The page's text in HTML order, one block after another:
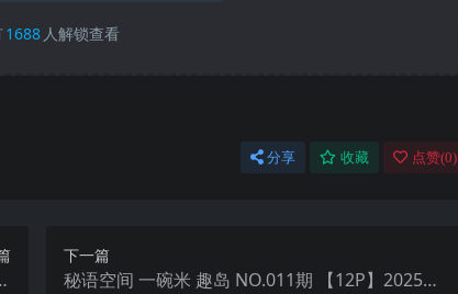
1688 人解锁查看
分享 收藏 点赞(0)
下一篇
秘语空间 一碗米 趣岛 NO.011期 【12P】2025年